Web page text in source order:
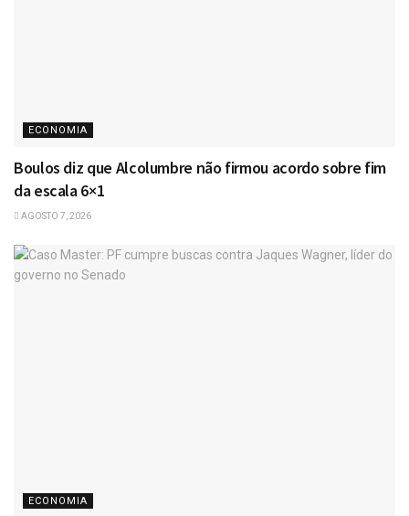
ECONOMIA
Boulos diz que Alcolumbre não firmou acordo sobre fim
da escala 6×1
AGOSTO 7, 2026
ECONOMIA